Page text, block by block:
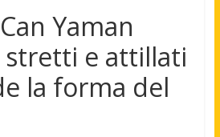
Yaman
stretti e attillati
la forma del